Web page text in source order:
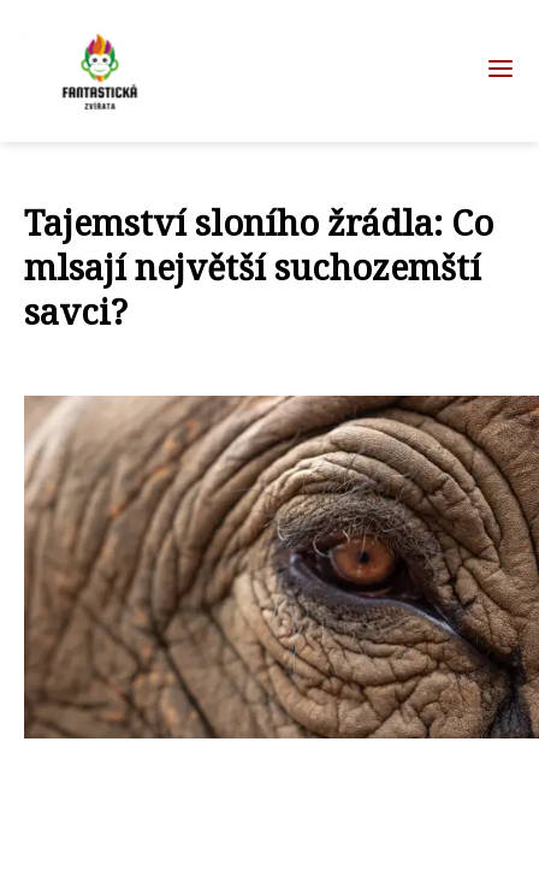
Tajemství sloního žrádla: Co
mlsají největší suchozemští
savci?